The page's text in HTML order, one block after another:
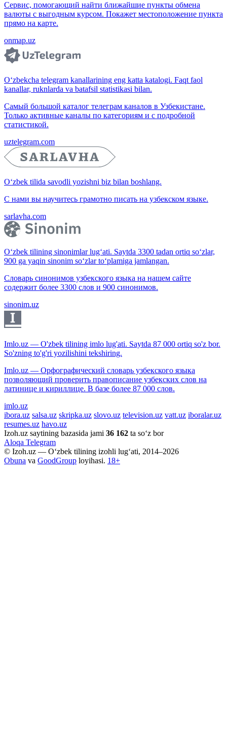
Сервис, помогающий найти ближайшие пункты обмена
валюты с выгодным курсом. Покажет местоположение пункта
прямо на карте.
onmap.uz
O‘zbekcha telegram kanallarining eng katta katalogi. Faqt faol
kanallar, ruknlarda va batafsil statistikasi bilan.
Самый большой каталог телеграм каналов в Узбекистане.
Только активные каналы по категориям и с подробной
статистикой.
uztelegram.com
O‘zbek tilida savodli yozishni biz bilan boshlang.
С нами вы научитесь грамотно писать на узбекском языке.
sarlavha.com
O‘zbek tilining sinonimlar lug‘ati. Saytda 3300 tadan ortiq so‘zlar,
900 ga yaqin sinonim so‘zlar to‘plamiga jamlangan.
Словарь синонимов узбекского языка на нашем сайте
содержит более 3300 слов и 900 синонимов.
sinonim.uz
Imlo.uz — O'zbek tilining imlo lug'ati. Saytda 87 000 ortiq so'z bor.
So'zning to'g'ri yozilishini tekshiring.
Imlo.uz — Орфографический словарь узбекского языка
позволяющий проверить правописание узбекских слов на
латинице и кириллице. В базе более 87 000 слов.
imlo.uz
ibora.uz salsa.uz skripka.uz slovo.uz television.uz vatt.uz iboralar.uz
resumes.uz havo.uz
Izoh.uz saytining bazasida jami 36 162 ta so‘z bor
Aloqa Telegram
© Izoh.uz — O‘zbek tilining izohli lug‘ati, 2014–2026
Obuna va GoodGroup loyihasi. 18+